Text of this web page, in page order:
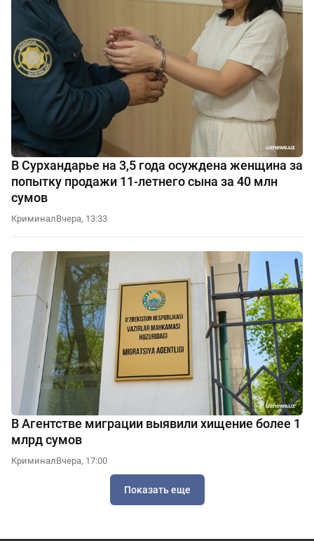
В Сурхандарье на 3,5 года осуждена женщина за
попытку продажи 11-летнего сына за 40 млн
сумов
КриминалВчера, 13:33
В Агентстве миграции выявили хищение более 1
млрд сумов
КриминалВчера, 17:00
Показать еще